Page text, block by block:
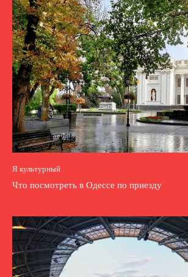
Я культурный
Что посмотреть в Одессе по приезду